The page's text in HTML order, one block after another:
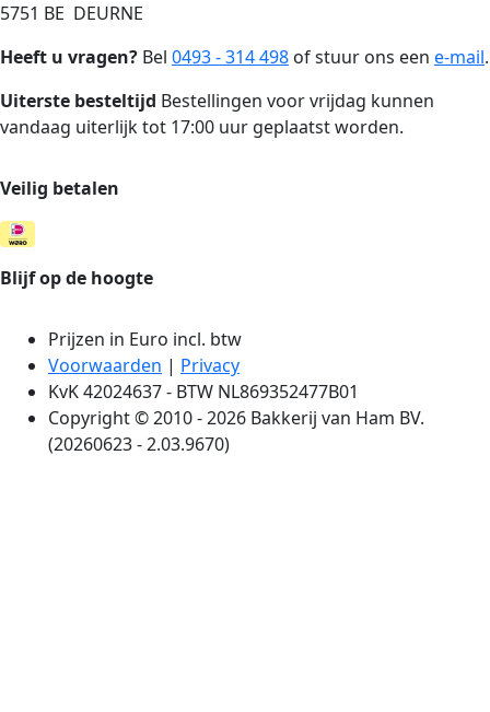
5751 BE DEURNE
Heeft u vragen? Bel 0493 - 314 498 of stuur ons een e-mail.
Uiterste besteltijd Bestellingen voor vrijdag kunnen
vandaag uiterlijk tot 17:00 uur geplaatst worden.
Veilig betalen
Blijf op de hoogte
Prijzen in Euro incl. btw
Voorwaarden | Privacy
KvK 42024637 - BTW NL869352477B01
Copyright © 2010 - 2026 Bakkerij van Ham BV.
(20260623 - 2.03.9670)